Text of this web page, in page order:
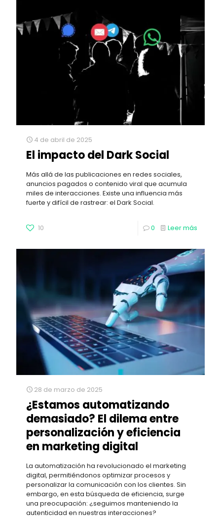
4 de abril de 2025
El impacto del Dark Social
Más allá de las publicaciones en redes sociales,
anuncios pagados o contenido viral que acumula
miles de interacciones. Existe una influencia más
fuerte y difícil de rastrear: el Dark Social.
10 0 Leer más
28 de marzo de 2025
¿Estamos automatizando
demasiado? El dilema entre
personalización y eficiencia
en marketing digital
La automatización ha revolucionado el marketing
digital, permitiéndonos optimizar procesos y
personalizar la comunicación con los clientes. Sin
embargo, en esta búsqueda de eficiencia, surge
una preocupación: ¿seguimos manteniendo la
autenticidad en nuestras interacciones?